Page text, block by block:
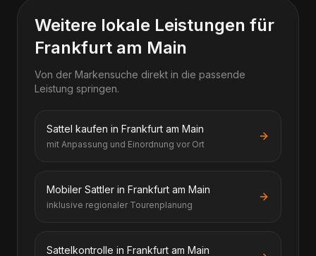
Weitere lokale Leistungen für
Frankfurt am Main
Von der Markensuche direkt in die passende
Leistung springen.
Sattel kaufen in Frankfurt am Main
mit Anpassung und Einordnung vor Ort
Mobiler Sattler in Frankfurt am Main
inklusive regionaler Tourenplanung
Sattelkontrolle in Frankfurt am Main